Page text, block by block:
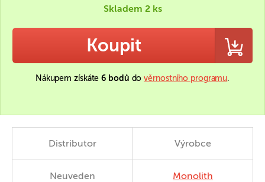
Skladem 2 ks
Koupit
Nákupem získáte6 bodů dověrnostního programu.
Distributor Výrobce
Neuveden Monolith